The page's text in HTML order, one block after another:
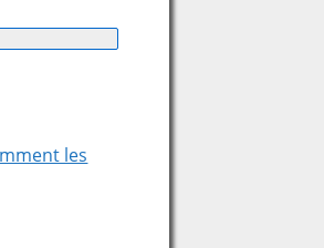
les